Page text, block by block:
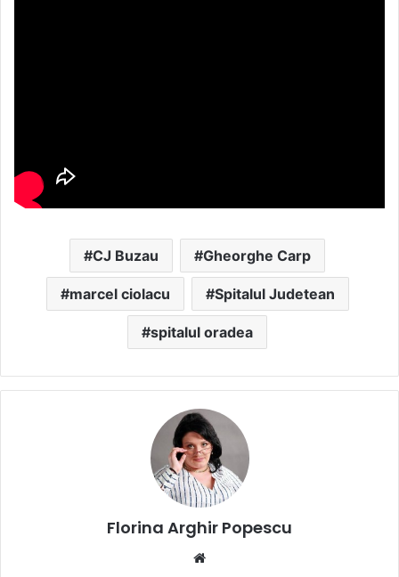
CJ Buzau Gheorghe Carp
marcel ciolacu Spitalul Judetean
spitalul oradea
Florina Arghir Popescu